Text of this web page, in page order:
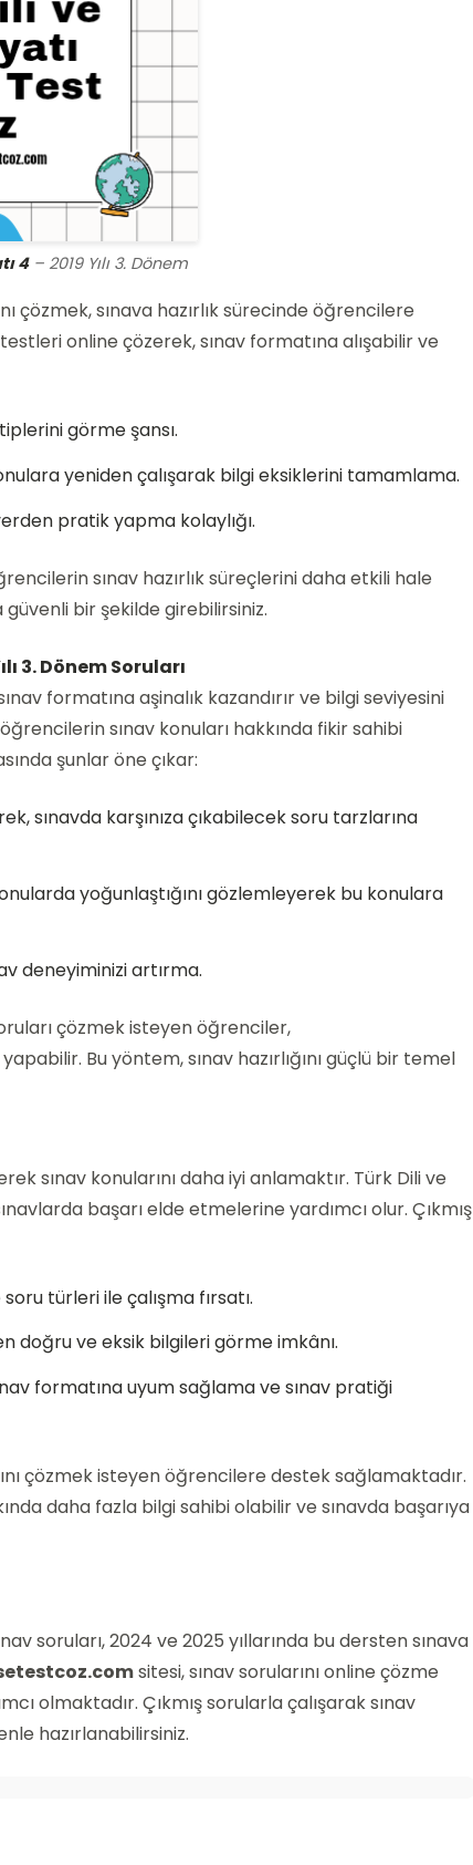
4– 2019 Yılı 3. Dönem
çözmek, sınava hazırlık sürecinde öğrencilere
online çözerek, sınav formatına alışabilir ve
görme şansı.
yeniden çalışarak bilgi eksiklerini tamamlama.
pratik yapma kolaylığı.
sınav hazırlık süreçlerini daha etkili hale
bir şekilde girebilirsiniz.
3. Dönem Soruları
formatına aşinalık kazandırır ve bilgi seviyesini
sınav konuları hakkında fikir sahibi
şunlar öne çıkar:
sınavda karşınıza çıkabilecek soru tarzlarına
yoğunlaştığını gözlemleyerek bu konulara
deneyiminizi artırma.
çözmek isteyen öğrenciler,
Bu yöntem, sınav hazırlığını güçlü bir temel
sınav konularını daha iyi anlamaktır. Türk Dili ve
başarı elde etmelerine yardımcı olur. Çıkmış
türleri ile çalışma fırsatı.
doğru ve eksik bilgileri görme imkânı.
formatına uyum sağlama ve sınav pratiği
çözmek isteyen öğrencilere destek sağlamaktadır.
daha fazla bilgi sahibi olabilir ve sınavda başarıya
soruları, 2024 ve 2025 yıllarında bu dersten sınava
sitesi, sınav sorularını online çözme
olmaktadır. Çıkmış sorularla çalışarak sınav
hazırlanabilirsiniz.